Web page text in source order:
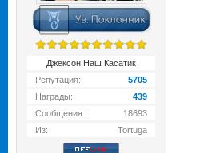
Джексон Наш Касатик
Репутация:
5705
Награды:
439
Сообщения:
18693
Из:
Tortuga